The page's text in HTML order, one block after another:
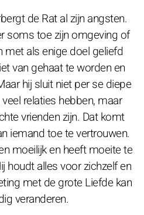
de Rat al zijn angsten.
soms toe zijn omgeving of
met als enige doel geliefd
van gehaat te worden en
hij sluit niet per se diepe
relaties hebben, maar
vrienden zijn. Dat komt
iemand toe te vertrouwen.
moeilijk en heeft moeite te
houdt alles voor zichzelf en
met de grote Liefde kan
veranderen.